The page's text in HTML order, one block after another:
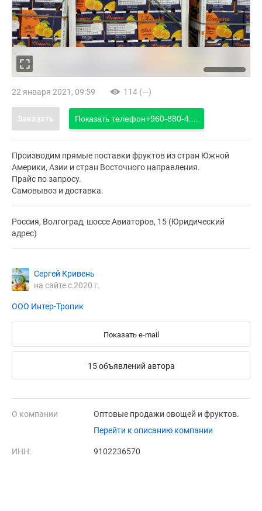
22 января 2021, 09:59 114 (—)
Заказать Показать телефон+960-880-4....
Производим прямые поставки фруктов из стран Южной
Америки, Азии и стран Восточного направления.
Прайс по запросу.
Самовывоз и доставка.
Россия, Волгоград, шоссе Авиаторов, 15 (Юридический
адрес)
Сергей Кривень
на сайте с 2020 г.
ООО Интер-Тропик
Показать e-mail
15 объявлений автора
О компании
Оптовые продажи овощей и фруктов.
Перейти к описанию компании
ИНН: 9102236570